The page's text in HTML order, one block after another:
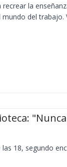
la
del trabajo.
18, segundo